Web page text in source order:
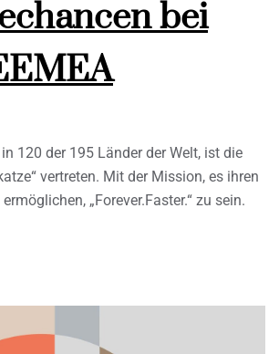
bei
120 der 195 Länder der Welt, ist die
vertreten. Mit der Mission, es ihren
„Forever.Faster.“ zu sein.